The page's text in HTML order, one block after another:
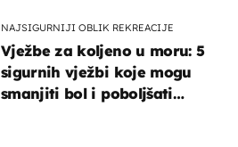
NAJSIGURNIJI OBLIK REKREACIJE
Vježbe za koljeno u moru: 5
sigurnih vježbi koje mogu
smanjiti bol i poboljšati